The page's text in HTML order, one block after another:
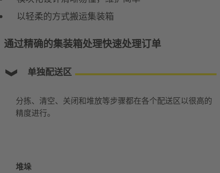
以轻柔的方式搬运集装箱
通过精确的集装箱处理快速处理订单
单独配送区
分拣、清空、关闭和堆放等步骤都在各个配送区以很高的
精度进行。
堆垛